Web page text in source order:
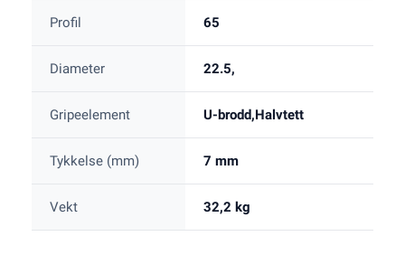
Profil 65
Diameter 22.5,
Gripeelement U-brodd,Halvtett
Tykkelse (mm) 7 mm
Vekt 32,2 kg